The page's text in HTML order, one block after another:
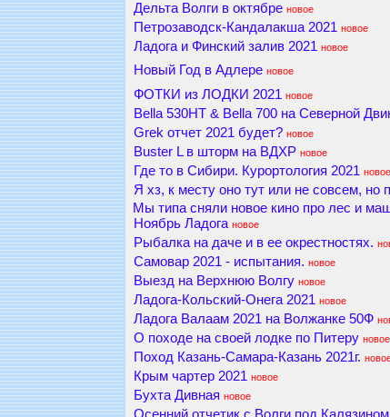
Дельта Волги в октябре новое
Петрозаводск-Кандалакша 2021 новое
Ладога и Финский залив 2021 новое
Новый Год в Адлере новое
ФОТКИ из ЛОДКИ 2021 новое
Bella 530HT & Bella 700 на Северной
Grek отчет 2021 будет? новое
Buster L в шторм на ВДХР новое
Где то в Сибири. Курортология 2021 новое
Я хз, к месту оно тут или не совсем, но
Мы типа сняли новое кино про лес и
Ноябрь Ладога новое
Рыбалка на даче и в ее окрестностях.
Самовар 2021 - испытания. новое
Выезд на Верхнюю Волгу новое
Ладога-Кольский-Онега 2021 новое
Ладога Валаам 2021 на Волжанке 50Ф
О походе на своей лодке по Питеру новое
Поход Казань-Самара-Казань 2021г.
Крым чартер 2021 новое
Бухта Дивная новое